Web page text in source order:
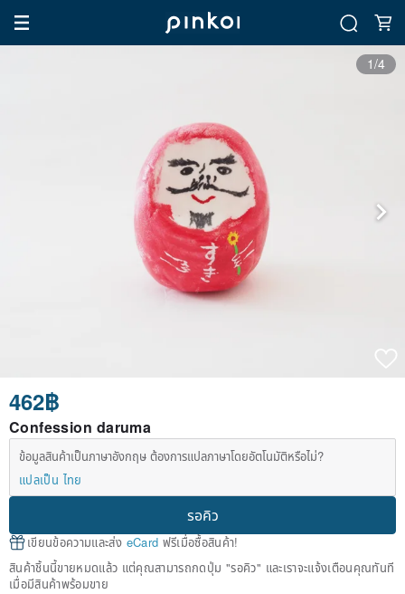
1/4
462฿
Confession daruma
ข้อมูลสินค้าเป็นภาษาอังกฤษ ต้องการแปลภาษาโดยอัตโนมัติหรือไม่?
แปลเป็น ไทย
รอคิว
เขียนข้อความและส่ง eCard ฟรีเมื่อซื้อสินค้า!
สินค้าชิ้นนี้ขายหมดแล้ว แต่คุณสามารถกดปุ่ม "รอคิว" และเราจะแจ้งเตือนคุณทันที
เมื่อมีสินค้าพร้อมขาย